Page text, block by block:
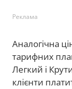
Реклама
Аналогічна
тарифних
Легкий і
клієнти